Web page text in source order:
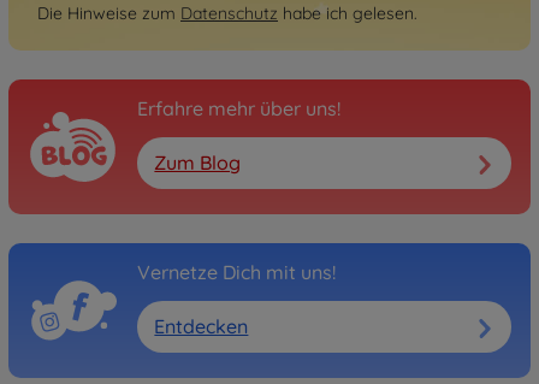
Die Hinweise zum Datenschutz habe ich gelesen.
Erfahre mehr über uns!
Zum Blog
Vernetze Dich mit uns!
Entdecken